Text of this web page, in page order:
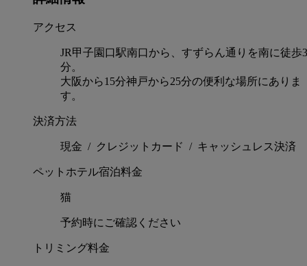
アクセス
JR甲子園口駅南口から、すずらん通りを南に徒歩3
分。
大阪から15分神戸から25分の便利な場所にありま
す。
決済方法
現金 / クレジットカード / キャッシュレス決済
ペットホテル宿泊料金
猫
予約時にご確認ください
トリミング料金